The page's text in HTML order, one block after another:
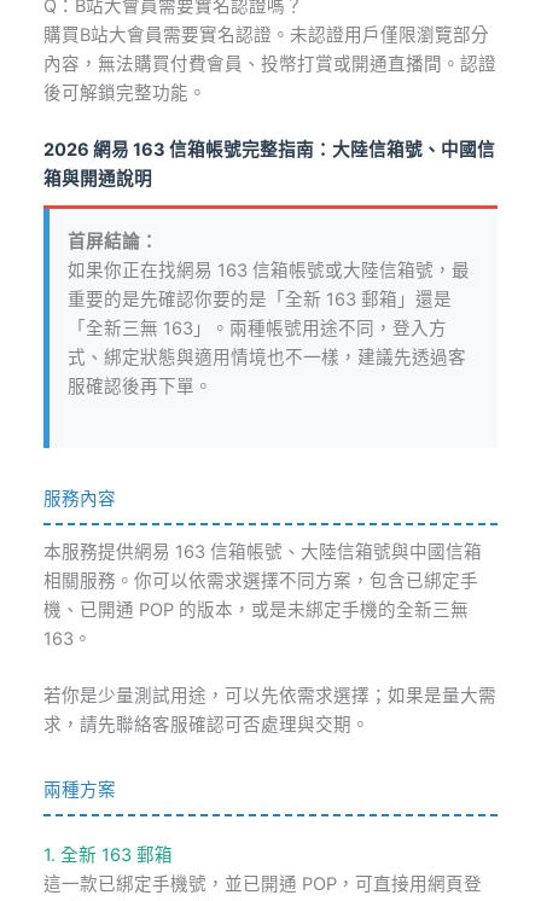
Q：B站大會員需要實名認證嗎？
購買B站大會員需要實名認證。未認證用戶僅限瀏覽部分
內容，無法購買付費會員、投幣打賞或開通直播間。認證
後可解鎖完整功能。
2026 網易 163 信箱帳號完整指南：大陸信箱號、中國信
箱與開通說明
首屏結論：
如果你正在找網易 163 信箱帳號或大陸信箱號，最
重要的是先確認你要的是「全新 163 郵箱」還是
「全新三無 163」。兩種帳號用途不同，登入方
式、綁定狀態與適用情境也不一樣，建議先透過客
服確認後再下單。
服務內容
本服務提供網易 163 信箱帳號、大陸信箱號與中國信箱
相關服務。你可以依需求選擇不同方案，包含已綁定手
機、已開通 POP 的版本，或是未綁定手機的全新三無
163。
若你是少量測試用途，可以先依需求選擇；如果是量大需
求，請先聯絡客服確認可否處理與交期。
兩種方案
1. 全新 163 郵箱
這一款已綁定手機號，並已開通 POP，可直接用網頁登